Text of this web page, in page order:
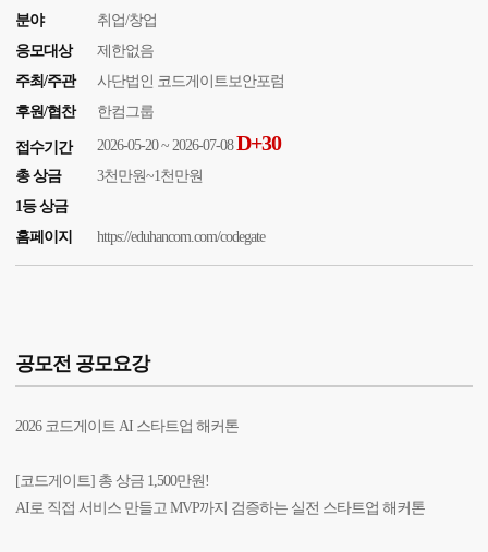
분야
취업/창업
응모대상
제한없음
주최/주관
사단법인 코드게이트보안포럼
후원/협찬
한컴그룹
접수기간 2026-05-20 ~ 2026-07-08D+30
총 상금
3천만원~1천만원
1등 상금
홈페이지
https://eduhancom.com/codegate
공모전 공모요강
2026 코드게이트 AI 스타트업 해커톤
[코드게이트] 총 상금 1,500만원!
AI로 직접 서비스 만들고 MVP까지 검증하는 실전 스타트업 해커톤